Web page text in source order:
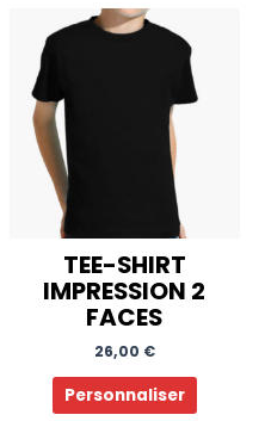
TEE-SHIRT
IMPRESSION 2
FACES
26,00 €
Personnaliser